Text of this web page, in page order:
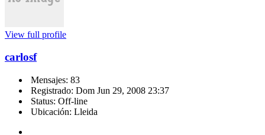
View full profile
carlosf
Mensajes: 83
Registrado: Dom Jun 29, 2008 23:37
Status: Off-line
Ubicación: Lleida